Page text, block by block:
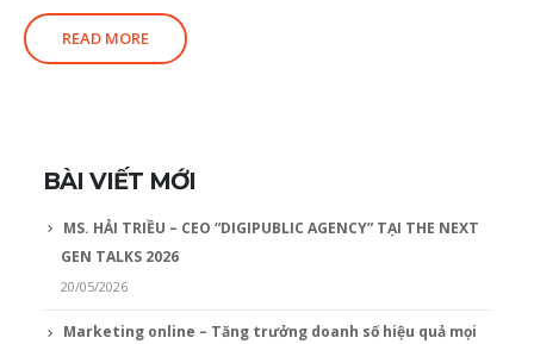
READ MORE
BÀI VIẾT MỚI
MS. HẢI TRIỀU – CEO “DIGIPUBLIC AGENCY” TẠI THE NEXT
GEN TALKS 2026
20/05/2026
Marketing online – Tăng trưởng doanh số hiệu quả mọi